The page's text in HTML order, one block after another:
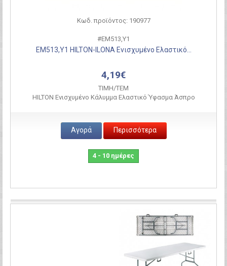
Κωδ. προϊόντος: 190977
#ΕΜ513,Υ1
ΕΜ513,Υ1 HILTON-ILONA Ενισχυμένο Ελαστικό...
4,19€
ΤΙΜH/ΤΕΜ
HILTON Ενισχυμένο Κάλυμμα Ελαστικό Ύφασμα Άσπρο
Αγορά Περισσότερα
4 - 10 ημέρες